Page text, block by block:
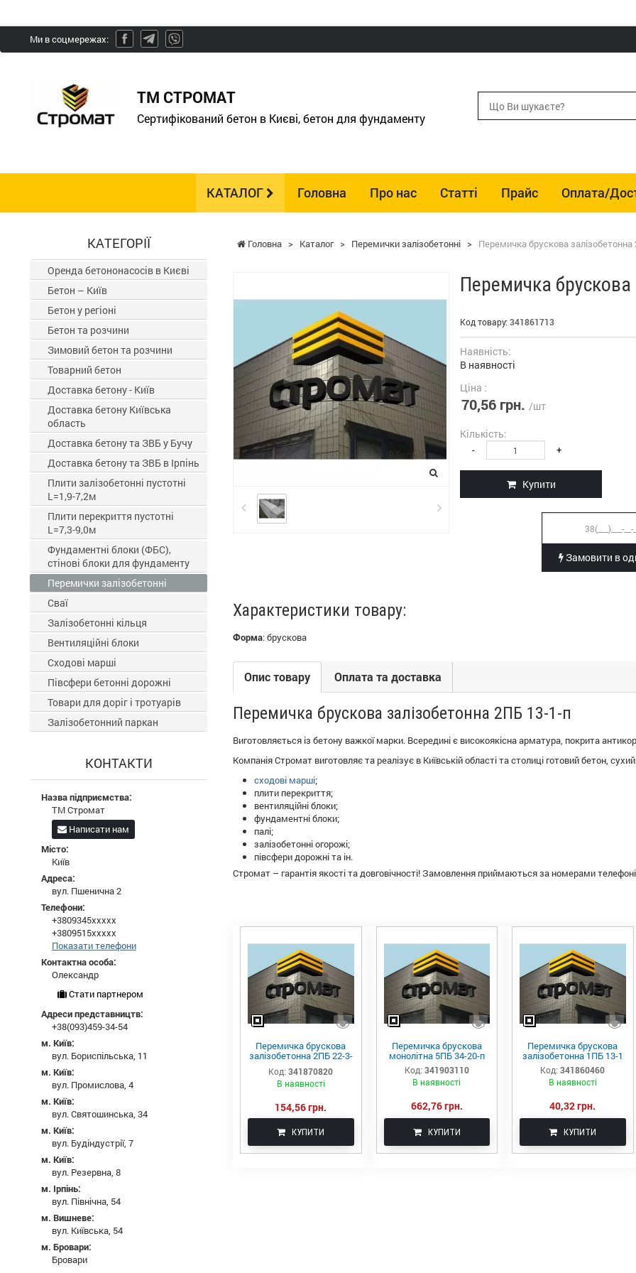
Ми в соцмережах:
ТМ СТРОМАТ
Сертифікований бетон в Києві, бетон для фундаменту
КАТАЛОГ Головна Про нас Статті Прайс Оплата/
Головна > Каталог > Перемички залізобетонні > Перемичка брускова
Перемичка брускова
Код товару: 341861713
Наявність:
В наявності
Ціна :
70,56 грн. /шт
Кількість:
- +
Купити
Замовити в
Характеристики товару:
Форма:брускова
Опис товару Оплата та доставка
Перемичка брускова залізобетонна 2ПБ 13-1-п
Виготовляється із бетону важкої марки. Всередині є високоякісна арматура, покрита
Компанія Стромат виготовляє та реалізує в Київській області та столиці готовий бетон,
сходові марші;
плити перекриття;
вентиляційні блоки;
фундаментні блоки;
палі;
залізобетонні огорожі;
півсфери дорожні та ін.
Стромат – гарантія якості та довговічності! Замовлення приймаються за номерами
Перемичка брускова
залізобетонна 2ПБ 22-3-
п
Код: 341870820
В наявності
154,56 грн.
КУПИТИ
Перемичка брускова
монолітна 5ПБ 34-20-п
Код: 341903110
В наявності
662,76 грн.
КУПИТИ
Перемичка брускова
залізобетонна 1ПБ 13-1
Код: 341860460
В наявності
40,32 грн.
КУПИТИ
КАТЕГОРІЇ
Оренда бетононасосів в Києві
Бетон – Київ
Бетон у регіоні
Бетон та розчини
Зимовий бетон та розчини
Товарний бетон
Доставка бетону - Київ
Доставка бетону Київська
область
Доставка бетону та ЗВБ у Бучу
Доставка бетону та ЗВБ в Ірпінь
Плити залізобетонні пустотні
L=1,9-7,2м
Плити перекриття пустотні
L=7,3-9,0м
Фундаментні блоки (ФБС),
стінові блоки для фундаменту
Перемички залізобетонні
Сваї
Залізобетонні кільця
Вентиляційні блоки
Сходові марші
Півсфери бетонні дорожні
Товари для доріг і тротуарів
Залізобетонний паркан
КОНТАКТИ
Назва підприємства:
ТМ Стромат
Написати нам
Місто:
Київ
Адреса:
вул. Пшенична 2
Телефони:
+3809345xxxxx
+3809515xxxxx
Показати телефони
Контактна особа:
Олександр
Стати партнером
Адреси представництв:
+38(093)459-34-54
м. Київ:
вул. Бориспільська, 11
м. Київ:
вул. Промислова, 4
м. Київ:
вул. Святошинська, 34
м. Київ:
вул. Будіндустрії, 7
м. Київ:
вул. Резервна, 8
м. Ірпінь:
вул. Північна, 54
м. Вишневе:
вул. Київська, 54
м. Бровари:
Бровари